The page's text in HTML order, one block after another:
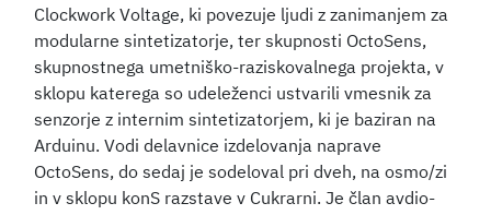
Clockwork Voltage, ki povezuje ljudi z zanimanjem za
modularne sintetizatorje, ter skupnosti OctoSens,
skupnostnega umetniško-raziskovalnega projekta, v
sklopu katerega so udeleženci ustvarili vmesnik za
senzorje z internim sintetizatorjem, ki je baziran na
Arduinu. Vodi delavnice izdelovanja naprave
OctoSens, do sedaj je sodeloval pri dveh, na osmo/zi
in v sklopu konS razstave v Cukrarni. Je član avdio-